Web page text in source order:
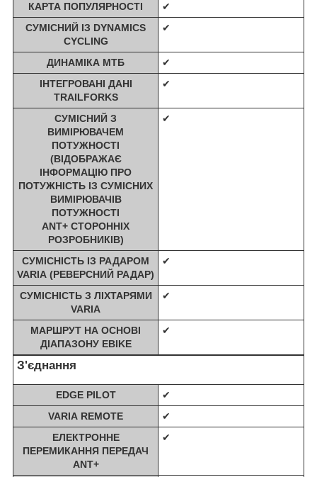
КАРТА ПОПУЛЯРНОСТІ
✔
СУМІСНИЙ ІЗ DYNAMICS
CYCLING
✔
ДИНАМІКА МТБ
✔
ІНТЕГРОВАНІ ДАНІ
TRAILFORKS
✔
СУМІСНИЙ З
ВИМІРЮВАЧЕМ
ПОТУЖНОСТІ
(ВІДОБРАЖАЄ
ІНФОРМАЦІЮ ПРО
ПОТУЖНІСТЬ ІЗ СУМІСНИХ
ВИМІРЮВАЧІВ
ПОТУЖНОСТІ
ANT+ СТОРОННІХ
РОЗРОБНИКІВ)
✔
СУМІСНІСТЬ ІЗ РАДАРОМ
VARIA (РЕВЕРСНИЙ РАДАР)
✔
СУМІСНІСТЬ З ЛІХТАРЯМИ
VARIA
✔
МАРШРУТ НА ОСНОВІ
ДІАПАЗОНУ EBIKE
✔
З'єднання
EDGE PILOT
✔
VARIA REMOTE
✔
ЕЛЕКТРОННЕ
ПЕРЕМИКАННЯ ПЕРЕДАЧ
ANT+
✔